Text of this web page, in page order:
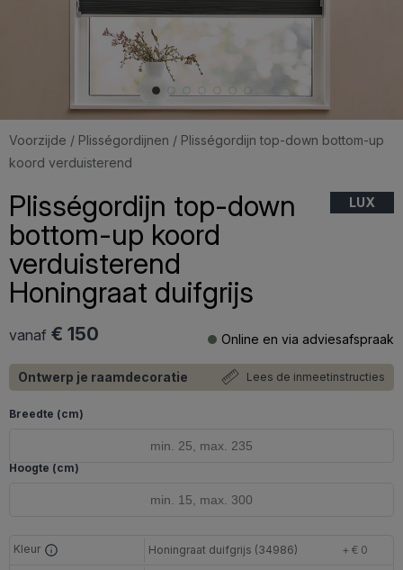
Voorzijde / Plisségordijnen / Plisségordijn top-down bottom-up
koord verduisterend
Plisségordijn top-down
bottom-up koord
verduisterend
Honingraat duifgrijs
LUX
vanaf € 150 Online en via adviesafspraak
Ontwerp je raamdecoratie Lees de inmeetinstructies
Breedte (cm)
Hoogte (cm)
Kleur Honingraat duifgrijs (34986) + € 0